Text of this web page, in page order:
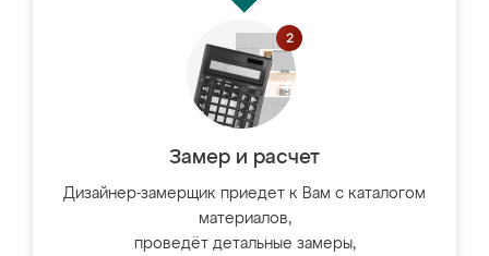
Замер и расчет
Дизайнер-замерщик приедет к Вам с каталогом
материалов,
проведёт детальные замеры,